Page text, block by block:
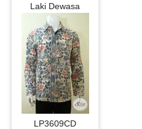
Laki Dewasa
LP3609CD